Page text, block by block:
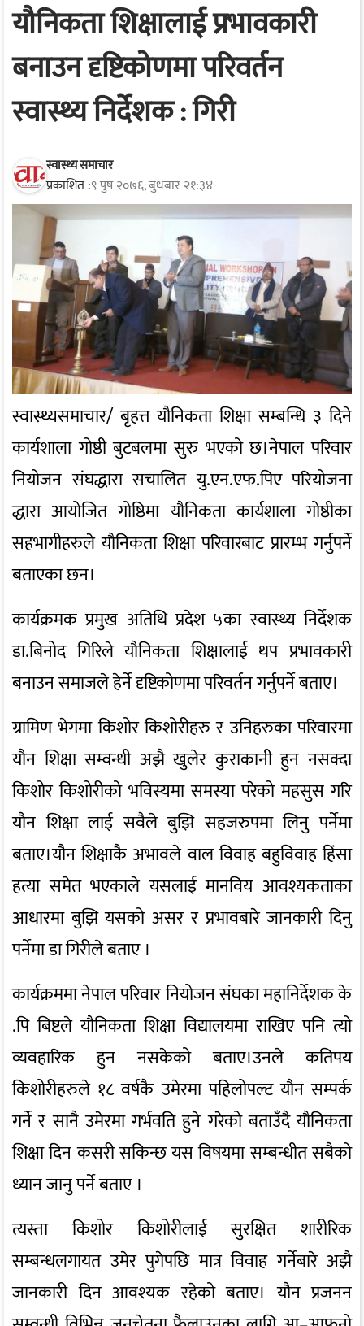
यौनिकता शिक्षालाई प्रभावकारी
बनाउन दृष्टिकोणमा परिवर्तन
स्वास्थ्य निर्देशक : गिरी
स्वास्थ्य समाचार
प्रकाशित :९ पुष २०७६, बुधबार २१:३४
स्वास्थ्यसमाचार/ बृहत्त यौनिकता शिक्षा सम्बन्धि ३ दिने
कार्यशाला गोष्ठी बुटबलमा सुरु भएको छ।नेपाल परिवार
नियोजन संघद्धारा सचालित यु.एन.एफ.पिए परियोजना
द्धारा आयोजित गोष्ठिमा यौनिकता कार्यशाला गोष्ठीका
सहभागीहरुले यौनिकता शिक्षा परिवारबाट प्रारम्भ गर्नुपर्ने
बताएका छन।
कार्यक्रमक प्रमुख अतिथि प्रदेश ५का स्वास्थ्य निर्देशक
डा.बिनोद गिरिले यौनिकता शिक्षालाई थप प्रभावकारी
बनाउन समाजले हेर्ने दृष्टिकोणमा परिवर्तन गर्नुपर्ने बताए।
ग्रामिण भेगमा किशोर किशोरीहरु र उनिहरुका परिवारमा
यौन शिक्षा सम्वन्धी अझै खुलेर कुराकानी हुन नसक्दा
किशोर किशोरीको भविस्यमा समस्या परेको महसुस गरि
यौन शिक्षा लाई सवैले बुझि सहजरुपमा लिनु पर्नेमा
बताए।यौन शिक्षाकै अभावले वाल विवाह बहुविवाह हिंसा
हत्या समेत भएकाले यसलाई मानविय आवश्यकताका
आधारमा बुझि यसको असर र प्रभावबारे जानकारी दिनु
पर्नेमा डा गिरीले बताए ।
कार्यक्रममा नेपाल परिवार नियोजन संघका महानिर्देशक के
.पि बिष्टले यौनिकता शिक्षा विद्यालयमा राखिए पनि त्यो
व्यवहारिक हुन नसकेको बताए।उनले कतिपय
किशोरीहरुले १८ वर्षकै उमेरमा पहिलोपल्ट यौन सम्पर्क
गर्ने र सानै उमेरमा गर्भवति हुने गरेको बताउँदै यौनिकता
शिक्षा दिन कसरी सकिन्छ यस विषयमा सम्बन्धीत सबैको
ध्यान जानु पर्ने बताए ।
त्यस्ता किशोर किशोरीलाई सुरक्षित शारीरिक
सम्बन्धलगायत उमेर पुगेपछि मात्र विवाह गर्नेबारे अझै
जानकारी दिन आवश्यक रहेको बताए। यौन प्रजनन